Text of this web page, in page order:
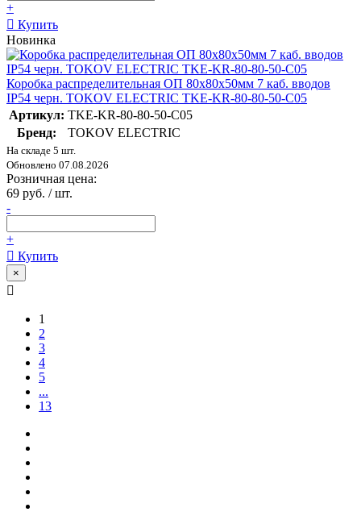
+
Купить
Новинка
Коробка распределительная ОП 80х80х50мм 7 каб. вводов
IP54 черн. TOKOV ELECTRIC TKE-KR-80-80-50-C05
Артикул: TKE-KR-80-80-50-C05
Бренд:
TOKOV ELECTRIC
На складе 5 шт.
Обновлено 07.08.2026
Розничная цена:
69 руб. / шт.
-
+
Купить
×
1
2
3
4
5
...
13